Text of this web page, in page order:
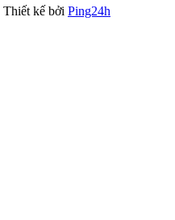
Thiết kế bởi Ping24h